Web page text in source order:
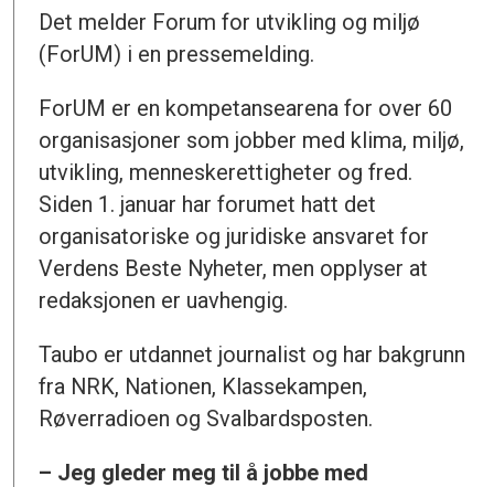
Det melder Forum for utvikling og miljø
(ForUM) i en pressemelding.
ForUM er en kompetansearena for over 60
organisasjoner som jobber med klima, miljø,
utvikling, menneskerettigheter og fred.
Siden 1. januar har forumet hatt det
organisatoriske og juridiske ansvaret for
Verdens Beste Nyheter, men opplyser at
redaksjonen er uavhengig.
Taubo er utdannet journalist og har bakgrunn
fra NRK, Nationen, Klassekampen,
Røverradioen og Svalbardsposten.
– Jeg gleder meg til å jobbe med